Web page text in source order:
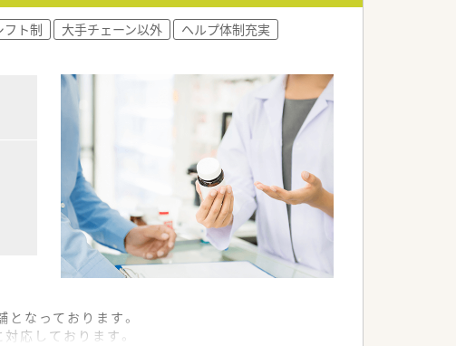
フト制 大手チェーン以外
ヘルプ体制充実
なっております。
応しております。